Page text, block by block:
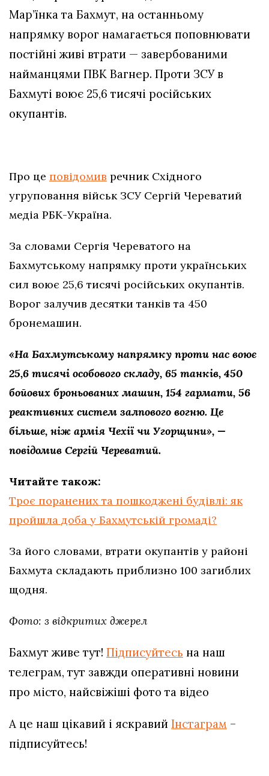
Мар’їнка та Бахмут, на останньому
напрямку ворог намагається поповнювати
постійні живі втрати — завербованими
найманцями ПВК Вагнер. Проти ЗСУ в
Бахмуті воює 25,6 тисячі російських
окупантів.
Про це повідомив речник Східного
угруповання військ ЗСУ Сергій Череватий
медіа РБК-Україна.
За словами Сергія Череватого на
Бахмутському напрямку проти українських
сил воює 25,6 тисячі російських окупантів.
Ворог залучив десятки танків та 450
бронемашин.
«На Бахмутському напрямку проти нас воює
25,6 тисячі особового складу, 65 танків, 450
бойових броньованих машин, 154 гармати, 56
реактивних систем залпового вогню. Це
більше, ніж армія Чехії чи Угорщини», —
повідомив Сергій Череватий.
Читайте також:
Троє поранених та пошкоджені будівлі: як
пройшла доба у Бахмутській громаді?
За його словами, втрати окупантів у районі
Бахмута складають приблизно 100 загиблих
щодня.
Фото: з відкритих джерел
Бахмут живе тут! Підписуйтесь на наш
телеграм, тут завжди оперативні новини
про місто, найсвіжіші фото та відео
А це наш цікавий і яскравий Інстаграм –
підписуйтесь!